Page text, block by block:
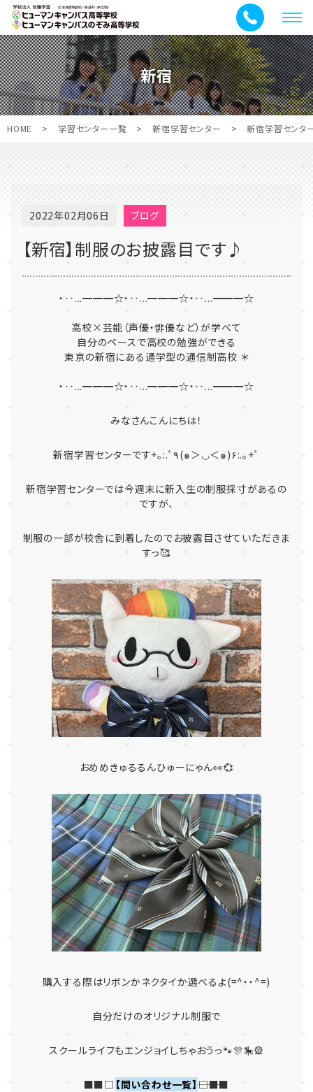
メ
ニ
ュ
ー
新宿
HOME > 学習センター一覧 > 新宿学習センター > 新宿学習センタ
2022年02月06日 ブログ
【新宿】制服のお披露目です♪
・‥...━━━☆・‥...━━━☆・‥...━━━☆
高校×芸能（声優・俳優など）が学べて
自分のペースで高校の勉強ができる
東京の新宿にある通学型の通信制高校 ＊
・‥...━━━☆・‥...━━━☆・‥...━━━☆
みなさんこんにちは！
新宿学習センターです +。:.ﾟ٩(๑＞◡＜๑)۶:.｡+ﾟ
新宿学習センターでは今週末に新入生の制服採寸があるの
ですが、
制服の一部が校舎に到着したのでお披露目させていただきま
すっ🥰
おめめきゅるるんひゅーにゃん👀💞
購入する際はリボンかネクタイか選べるよ(=^・・^=)
自分だけのオリジナル制服で
スクールライフもエンジョイしちゃおうっ🐾🎊🎠🎡
■■□――― 【問い合わせ一覧】 ―――□■■